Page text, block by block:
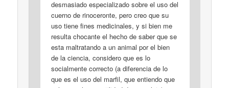
desmasiado especializado sobre el uso del
cuerno de rinoceronte, pero creo que su
uso tiene fines medicinales, y si bien me
resulta chocante el hecho de saber que se
esta maltratando a un animal por el bien
de la ciencia, considero que es lo
socialmente correcto (a diferencia de lo
que es el uso del marfil, que entiendo que